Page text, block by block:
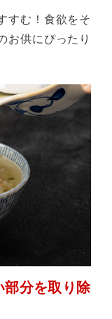
すむ！食欲をそ
お供にぴったり
分を取り除